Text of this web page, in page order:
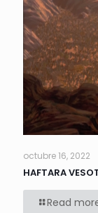
octubre 16, 2022
HAFTARA
Read